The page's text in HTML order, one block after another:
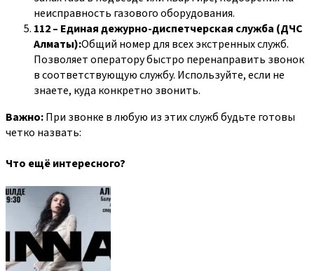
неисправность газового оборудования.
112 – Единая дежурно-диспетчерская служба (ДЧС
Алматы):Общий номер для всех экстренных служб.
Позволяет оператору быстро перенаправить звонок
в соответствующую службу. Используйте, если не
знаете, куда конкретно звонить.
Важно:При звонке в любую из этих служб будьте готовы
четко назвать:
Что ещё интересного?